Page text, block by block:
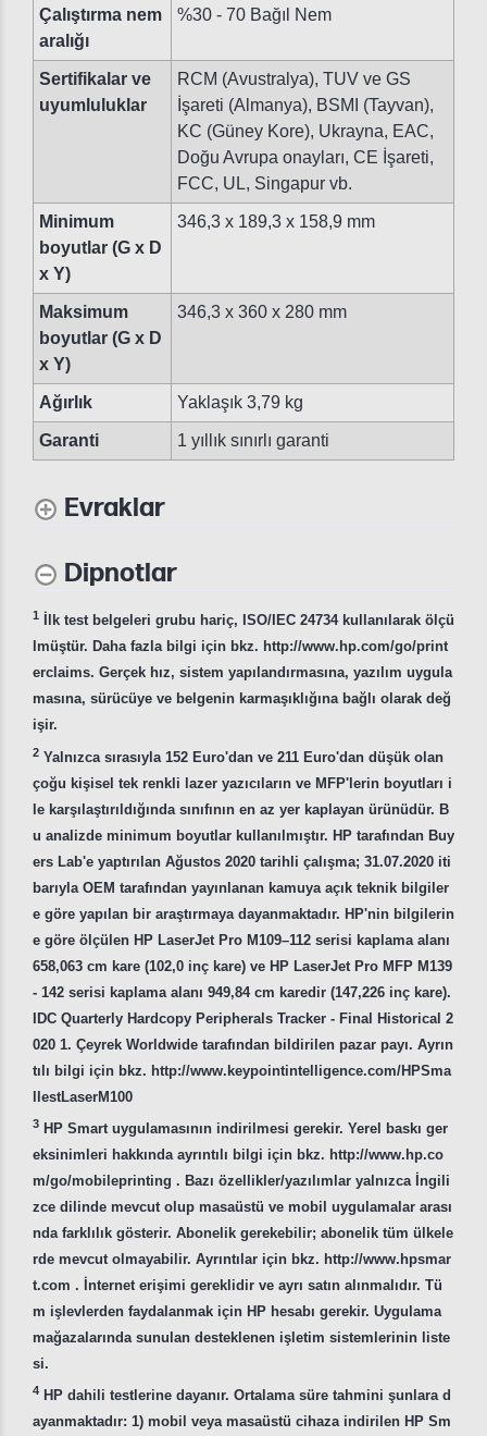
Çalıştırma nem
aralığı
%30 - 70 Bağıl Nem
Sertifikalar ve
uyumluluklar
RCM (Avustralya), TUV ve GS
İşareti (Almanya), BSMI (Tayvan),
KC (Güney Kore), Ukrayna, EAC,
Doğu Avrupa onayları, CE İşareti,
FCC, UL, Singapur vb.
Minimum
boyutlar (G x D
x Y)
346,3 x 189,3 x 158,9 mm
Maksimum
boyutlar (G x D
x Y)
346,3 x 360 x 280 mm
Ağırlık Yaklaşık 3,79 kg
Garanti 1 yıllık sınırlı garanti
Evraklar
Dipnotlar
1
İlk test belgeleri grubu hariç, ISO/IEC 24734 kullanılarak ölçü
lmüştür. Daha fazla bilgi için bkz. http://www.hp.com/go/print
erclaims. Gerçek hız, sistem yapılandırmasına, yazılım uygula
masına, sürücüye ve belgenin karmaşıklığına bağlı olarak değ
işir.
2 Yalnızca sırasıyla 152 Euro'dan ve 211 Euro'dan düşük olan
çoğu kişisel tek renkli lazer yazıcıların ve MFP'lerin boyutları i
le karşılaştırıldığında sınıfının en az yer kaplayan ürünüdür. B
u analizde minimum boyutlar kullanılmıştır. HP tarafından Buy
ers Lab'e yaptırılan Ağustos 2020 tarihli çalışma; 31.07.2020 iti
barıyla OEM tarafından yayınlanan kamuya açık teknik bilgiler
e göre yapılan bir araştırmaya dayanmaktadır. HP'nin bilgilerin
e göre ölçülen HP LaserJet Pro M109–112 serisi kaplama alanı
658,063 cm kare (102,0 inç kare) ve HP LaserJet Pro MFP M139
- 142 serisi kaplama alanı 949,84 cm karedir (147,226 inç kare).
IDC Quarterly Hardcopy Peripherals Tracker - Final Historical 2
020 1. Çeyrek Worldwide tarafından bildirilen pazar payı. Ayrın
tılı bilgi için bkz. http://www.keypointintelligence.com/HPSma
llestLaserM100
3 HP Smart uygulamasının indirilmesi gerekir. Yerel baskı ger
eksinimleri hakkında ayrıntılı bilgi için bkz. http://www.hp.co
m/go/mobileprinting . Bazı özellikler/yazılımlar yalnızca İngili
zce dilinde mevcut olup masaüstü ve mobil uygulamalar arası
nda farklılık gösterir. Abonelik gerekebilir; abonelik tüm ülkele
rde mevcut olmayabilir. Ayrıntılar için bkz. http://www.hpsmar
t.com . İnternet erişimi gereklidir ve ayrı satın alınmalıdır. Tü
m işlevlerden faydalanmak için HP hesabı gerekir. Uygulama
mağazalarında sunulan desteklenen işletim sistemlerinin liste
si.
4 HP dahili testlerine dayanır. Ortalama süre tahmini şunlara d
ayanmaktadır: 1) mobil veya masaüstü cihaza indirilen HP Sm